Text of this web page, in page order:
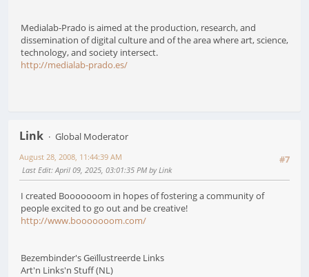
Medialab-Prado is aimed at the production, research, and
dissemination of digital culture and of the area where art, science,
technology, and society intersect.
http://medialab-prado.es/
Link
Global Moderator
#7
August 28, 2008, 11:44:39 AM
Last Edit: April 09, 2025, 03:01:35 PM by Link
I created Booooooom in hopes of fostering a community of
people excited to go out and be creative!
http://www.booooooom.com/
Bezembinder's Geïllustreerde Links
Art'n Links'n Stuff (NL)